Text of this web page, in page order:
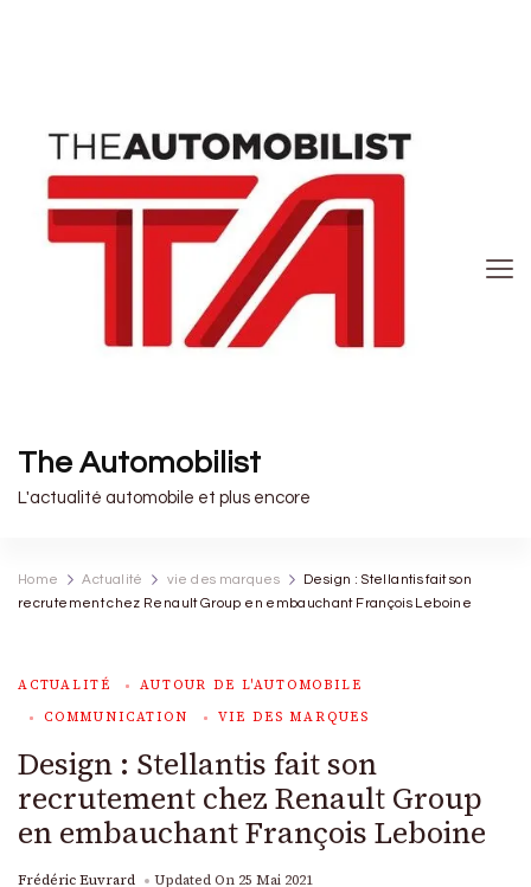
The Automobilist
L'actualité automobile et plus encore
Home Actualité vie des marques
Design : Stellantis fait son
recrutement chez Renault Group en embauchant François Leboine
ACTUALITÉ
AUTOUR DE L'AUTOMOBILE
COMMUNICATION
VIE DES MARQUES
Design : Stellantis fait son
recrutement chez Renault Group
en embauchant François Leboine
Frédéric Euvrard Updated On 25 Mai 2021